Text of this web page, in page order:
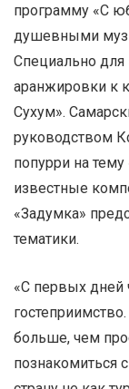
программу «С
душевными
Специально для
аранжировки к
Сухум».
руководством
попурри на
известные
«Задумка»
тематики.
«С первых дней
больше, чем
познакомиться